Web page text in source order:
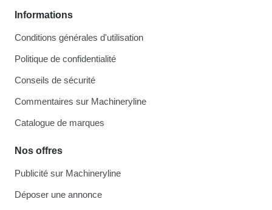
Informations
Conditions générales d'utilisation
Politique de confidentialité
Conseils de sécurité
Commentaires sur Machineryline
Catalogue de marques
Nos offres
Publicité sur Machineryline
Déposer une annonce